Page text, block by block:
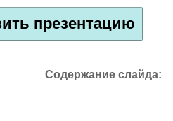
презентацию